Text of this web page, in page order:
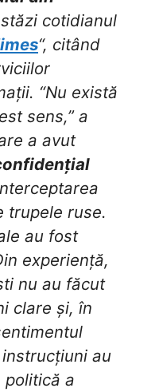
cotidianul
“, citând
“Nu există
sens,” a
a avut
trupele ruse.
au fost
experiență,
nu au făcut
clare și, în
au
a